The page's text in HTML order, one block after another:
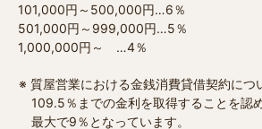
101,000円～500,000円…6％
501,000円～999,000円…5％
1,000,000円～ …4％
質屋営業における金銭消費貸借契約につ
109.5％までの金利を取得することを認
最大で9％となっています。